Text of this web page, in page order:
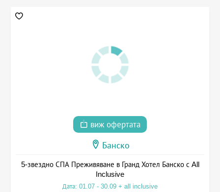
виж офертата
Банско
5-звездно СПА Преживяване в Гранд Хотел Банско с All
Inclusive
Дата: 01.07 - 30.09 + all inclusive